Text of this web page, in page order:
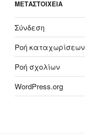
ΜΕΤΑΣΤΟΙΧΕΊΑ
Σύνδεση
Ροή καταχωρίσεων
Ροή σχολίων
WordPress.org